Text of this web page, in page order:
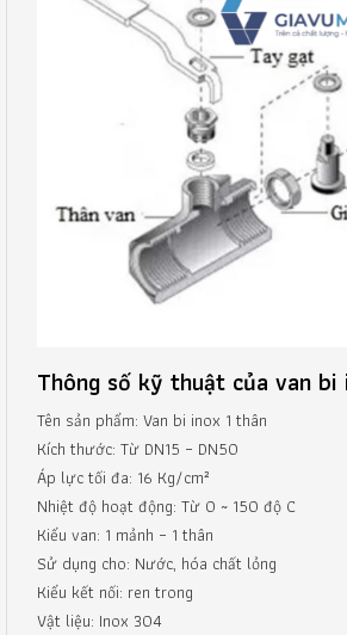
Thông số kỹ thuật của van bi
Tên sản phẩm: Van bi inox 1 thân
Kích thước: Từ DN15 – DN50
Áp lực tối đa: 16 Kg/cm²
Nhiệt độ hoạt động: Từ 0 ~ 150 độ C
Kiểu van: 1 mảnh – 1 thân
Sử dụng cho: Nước, hóa chất lỏng
Kiểu kết nối: ren trong
Vật liệu: Inox 304